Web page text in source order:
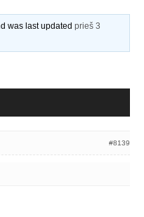
was last updatedprieš 3
#8139